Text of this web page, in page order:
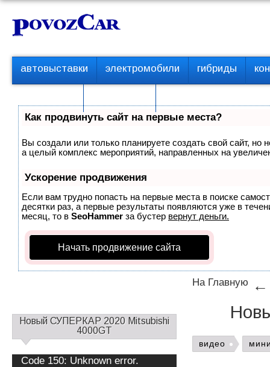
Перейти
контенту
р
о
е
м
е
ю
автовыставки электромобили гибриды
Как продвинуть сайт на первые места?
Вы создали или только планируете создать свой сайт, но
а целый комплекс мероприятий, направленных на
Ускорение продвижения
Если вам трудно попасть на первые места в поиске
десятки раз, а первые результаты появляются уже в
месяц, то в SeoHammer за бустер вернут деньги.
Начать продвижение сайта
На Главную
видео
С
д
Новый СУПЕРКАР 2020 Mitsubishi
4000GT
Video
Code 150: Unknown error.